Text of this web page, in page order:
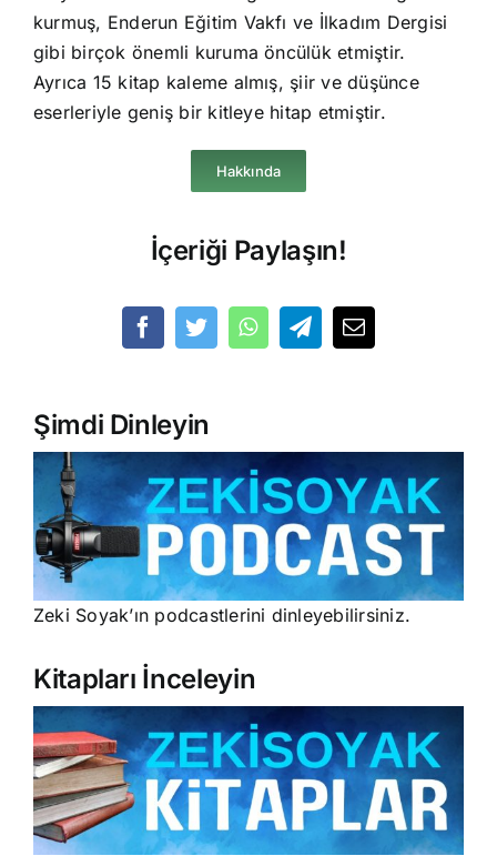
kurmuş, Enderun Eğitim Vakfı ve İlkadım Dergisi
gibi birçok önemli kuruma öncülük etmiştir.
Ayrıca 15 kitap kaleme almış, şiir ve düşünce
eserleriyle geniş bir kitleye hitap etmiştir.
Hakkında
İçeriği Paylaşın!
Şimdi Dinleyin
Zeki Soyak’ın podcastlerini dinleyebilirsiniz.
Kitapları İnceleyin